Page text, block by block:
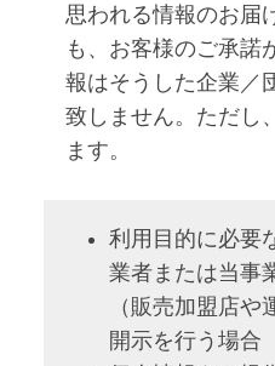
思われる情報のお届
も、お客様のご承諾
報はそうした企業／
致しません。ただし
ます。
利用目的に必要
業者または当事
（販売加盟店や
開示を行う場合